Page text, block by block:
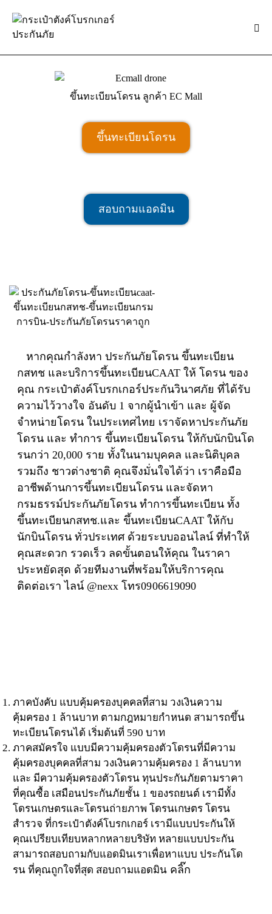
ขึ้นทะเบียนโดรน ลูกค้า EC Mall
ขึ้นทะเบียนโดรน
สอบถามแอดมิน
หากคุณกำลังหา ประกันภัยโดรน ขึ้นทะเบียน
กสทช และบริการขึ้นทะเบียนCAAT ให้ โดรน ของ
คุณ กระเป๋าตังค์โบรกเกอร์ประกันวินาศภัย ที่ได้รับ
ความไว้วางใจ อันดับ 1 จากผู้นำเข้า และ ผู้จัด
จำหน่ายโดรน ในประเทศไทย เราจัดหาประกันภัย
โดรน และ ทำการ ขึ้นทะเบียนโดรน ให้กับนักบินโด
รนกว่า 20,000 ราย ทั้งในนามบุคคล และนิติบุคล
รวมถึง ชาวต่างชาติ คุณจึงมั่นใจได้ว่า เราคือมือ
อาชีพด้านการขึ้นทะเบียนโดรน และจัดหา
กรมธรรม์ประกันภัยโดรน ทำการขึ้นทะเบียน ทั้ง
ขึ้นทะเบียนกสทช.และ ขึ้นทะเบียนCAAT ให้กับ
นักบินโดรน ทั่วประเทศ ด้วยระบบออนไลน์ ที่ทำให้
คุณสะดวก รวดเร็ว ลดขั้นตอนให้คุณ ในราคา
ประหยัดสุด ด้วยทีมงานที่พร้อมให้บริการคุณ
ติดต่อเรา ไลน์ @nexx โทร0906619090
ภาคบังคับ แบบคุ้มครองบุคคลที่สาม วงเงินความ
คุ้มครอง 1 ล้านบาท ตามกฎหมายกำหนด สามารถขึ้น
ทะเบียนโดรนได้ เริ่มต้นที่ 590 บาท
ภาคสมัครใจ แบบมีความคุ้มครองตัวโดรนที่มีความ
คุ้มครองบุคคลที่สาม วงเงินความคุ้มครอง 1 ล้านบาท
และ มีความคุ้มครองตัวโดรน ทุนประกันภัยตามราคา
ที่คุณซื้อ เสมือนประกันภัยชั้น 1 ของรถยนต์ เรามีทั้ง
โดรนเกษตรและโดรนถ่ายภาพ โดรนเกษตร โดรน
สำรวจ ที่กระเป๋าตังค์โบรกเกอร์ เรามีแบบประกันให้
คุณเปรียบเทียบหลากหลายบริษัท หลายแบบประกัน
สามารถสอบถามกับแอดมินเราเพื่อหาแบบ ประกันโด
รน ที่คุณถูกใจที่สุด สอบถามแอดมินคลิ๊ก